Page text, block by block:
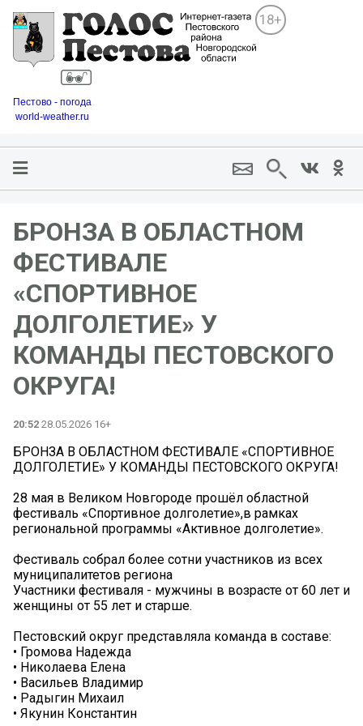
18+
Пестово - погода
world-weather.ru
БРОНЗА В ОБЛАСТНОМ
ФЕСТИВАЛЕ
«СПОРТИВНОЕ
ДОЛГОЛЕТИЕ» У
КОМАНДЫ ПЕСТОВСКОГО
ОКРУГА!
20:52 28.05.2026 16+
БРОНЗА В ОБЛАСТНОМ ФЕСТИВАЛЕ «СПОРТИВНОЕ
ДОЛГОЛЕТИЕ» У КОМАНДЫ ПЕСТОВСКОГО ОКРУГА!
28 мая в Великом Новгороде прошёл областной
фестиваль «Спортивное долголетие»,в рамках
региональной программы «Активное долголетие».
Фестиваль собрал более сотни участников из всех
муниципалитетов региона
Участники фестиваля - мужчины в возрасте от 60 лет и
женщины от 55 лет и старше.
Пестовский округ представляла команда в составе:
• Громова Надежда
• Николаева Елена
• Васильев Владимир
• Радыгин Михаил
• Якунин Константин